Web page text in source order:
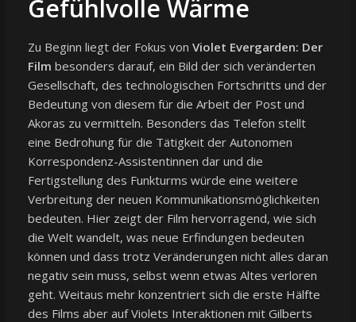
Gefühlvolle Wärme
Zu Beginn liegt der Fokus von Violet Evergarden: Der
Film besonders darauf, ein Bild der sich veränderten
Gesellschaft, des technologischen Fortschritts und der
Bedeutung von diesem für die Arbeit der Post und
Akoras zu vermitteln. Besonders das Telefon stellt
eine Bedrohung für die Tätigkeit der Autonomen
Korrespondenz-Assistentinnen dar und die
Fertigstellung des Funkturms würde eine weitere
Verbreitung der neuen Kommunikationsmöglichkeiten
bedeuten. Hier zeigt der Film hervorragend, wie sich
die Welt wandelt, was neue Erfindungen bedeuten
können und dass trotz Veränderungen nicht alles daran
negativ sein muss, selbst wenn etwas Altes verloren
geht. Weitaus mehr konzentriert sich die erste Hälfte
des Films aber auf Violets Interaktionen mit Gilberts